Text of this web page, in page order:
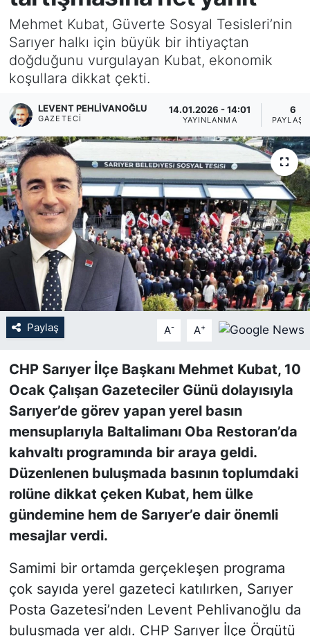
Mehmet Kubat, Güverte Sosyal Tesisleri’nin
Sarıyer halkı için büyük bir ihtiyaçtan
doğduğunu vurgulayan Kubat, ekonomik
koşullara dikkat çekti.
LEVENT PEHLIVANOĞLU
GAZETECI
14.01.2026 - 14:01
YAYINLANMA
6
Paylaş A- A+
CHP Sarıyer İlçe Başkanı Mehmet Kubat, 10
Ocak Çalışan Gazeteciler Günü dolayısıyla
Sarıyer’de görev yapan yerel basın
mensuplarıyla Baltalimanı Oba Restoran’da
kahvaltı programında bir araya geldi.
Düzenlenen buluşmada basının toplumdaki
rolüne dikkat çeken Kubat, hem ülke
gündemine hem de Sarıyer’e dair önemli
mesajlar verdi.
Samimi bir ortamda gerçekleşen programa
çok sayıda yerel gazeteci katılırken, Sarıyer
Posta Gazetesi’nden Levent Pehlivanoğlu da
buluşmada yer aldı. CHP Sarıyer İlçe Örgütü
KÖŞE YAZILARI
KÖŞE YAZILARI (Arşiv)
RÖPORTAJ
SAĞLIK
SARIYER HABERLERİ
SARIYER İMAR BARIŞI
SEKTÖR
SON DAKİKA HABERİ
SPOR
TEKNOLOJİ
TÜRKİYE VE DÜNYA GÜNDEMİ
VİDEO GALERİ